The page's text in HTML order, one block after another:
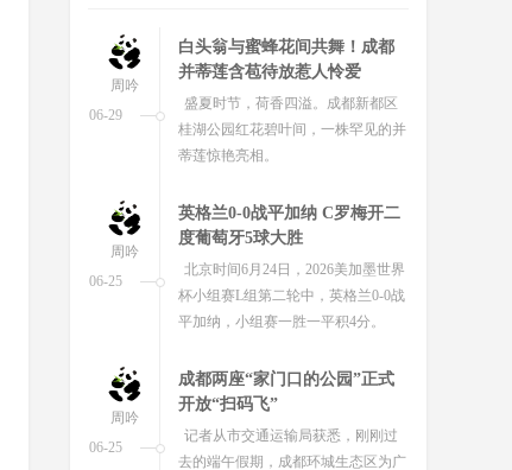
游”热门目的地全国第二，仅次于广...
06-29
周吟
白头翁与蜜蜂花间共舞！成都
并蒂莲含苞待放惹人怜爱
盛夏时节，荷香四溢。成都新都区
桂湖公园红花碧叶间，一株罕见的并
蒂莲惊艳亮相。
06-25
周吟
英格兰0-0战平加纳 C罗梅开二
度葡萄牙5球大胜
北京时间6月24日，2026美加墨世界
杯小组赛L组第二轮中，英格兰0-0战
平加纳，小组赛一胜一平积4分。
06-25
周吟
成都两座“家门口的公园”正式
开放“扫码飞”
记者从市交通运输局获悉，刚刚过
去的端午假期，成都环城生态区为广